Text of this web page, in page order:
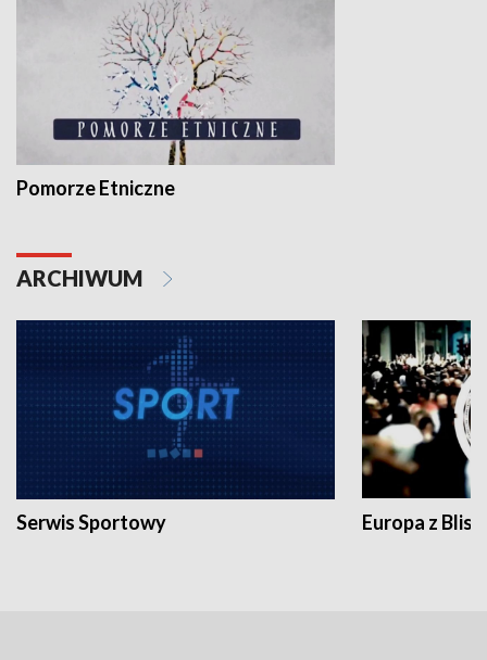
Pomorze Etniczne
ARCHIWUM
Serwis Sportowy Europa z